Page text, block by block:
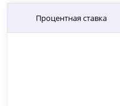
Процентная ставка